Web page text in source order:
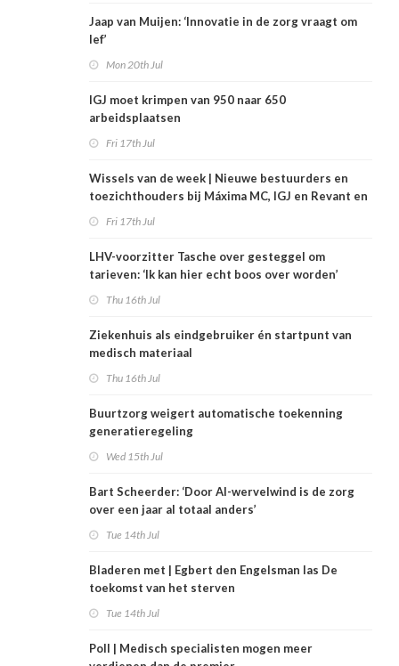
Jaap van Muijen: ‘Innovatie in de zorg vraagt om
lef’
Mon 20th Jul
IGJ moet krimpen van 950 naar 650
arbeidsplaatsen
Fri 17th Jul
Wissels van de week | Nieuwe bestuurders en
toezichthouders bij Máxima MC, IGJ en Revant en
Fri 17th Jul
LHV-voorzitter Tasche over gesteggel om
tarieven: ‘Ik kan hier echt boos over worden’
Thu 16th Jul
Ziekenhuis als eindgebruiker én startpunt van
medisch materiaal
Thu 16th Jul
Buurtzorg weigert automatische toekenning
generatieregeling
Wed 15th Jul
Bart Scheerder: ‘Door AI-wervelwind is de zorg
over een jaar al totaal anders’
Tue 14th Jul
Bladeren met | Egbert den Engelsman las De
toekomst van het sterven
Tue 14th Jul
Poll | Medisch specialisten mogen meer